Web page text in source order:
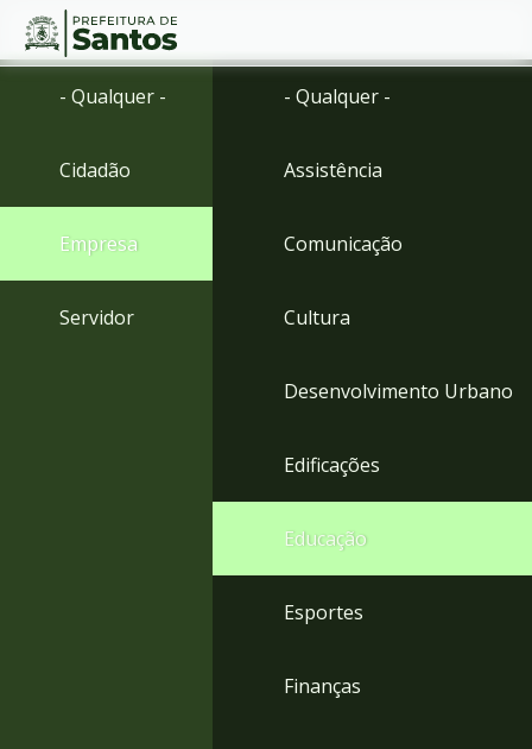
Ir
Ir
menu
Conteúdo
- Qualquer -
Cidadão
Empresa
Servidor
- Qualquer -
Assistência
Comunicação
Cultura
Desenvolvimento Urbano
Edificações
Educação
Esportes
Finanças